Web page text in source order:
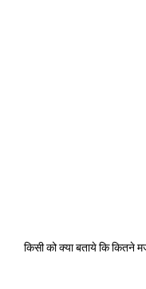
किसी को क्या बताये कि कितने